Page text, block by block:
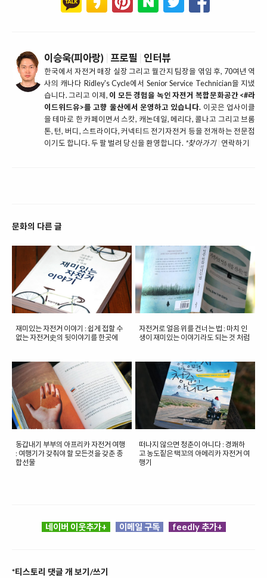
이승욱(피아랑) 프로필 인터뷰
한국에서 자전거 매장 실장 그리고 월간지 팀장을 엮임 후, 70여년 역
사의 캐나다 Ridley's Cycle에서 Senior Service Technician을 지냈
습니다. 그리고 이제, 이 모든 경험을 녹인 자전거 복합문화공간 <#라
이드위드유>를 고향 울산에서 운영하고 있습니다. 이곳은 업사이클
을 테마로 한 카페이면서 스캇, 캐논데일, 메리다, 콜나고 그리고 브롬
톤, 턴, 버디, 스트라이다, 커넥티드 전기자전거 등을 전개하는 전문점
이기도 합니다. 두 팔 벌려 당신을 환영합니다. *찾아가기 연락하기
문화의 다른 글
재미있는 자전거 이야기 : 쉽게 접할 수
없는 자전거史의 뒷이야기를 한곳에
자전거로 얼음 위를 건너는 법 : 마치 인
생이 재미있는 이야기라도 되는 것 처럼
동갑내기 부부의 아프리카 자전거 여행
: 여행기가 갖춰야 할 모든것을 갖춘 종
합선물
떠나지 않으면 청춘이 아니다 : 경쾌하
고 농도짙은 택꼬의 아메리카 자전거 여
행기
네이버 이웃추가+ 이메일 구독 feedly 추가+
*티스토리 댓글 개 보기/쓰기